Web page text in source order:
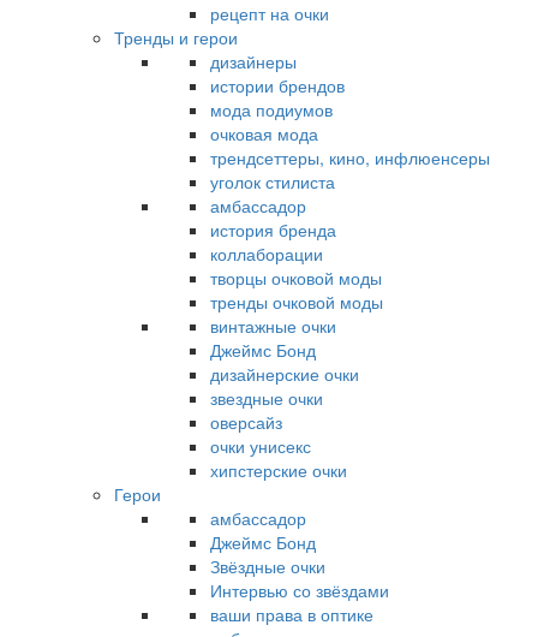
рецепт на очки
Тренды и герои
дизайнеры
истории брендов
мода подиумов
очковая мода
трендсеттеры, кино, инфлюенсеры
уголок стилиста
амбассадор
история бренда
коллаборации
творцы очковой моды
тренды очковой моды
винтажные очки
Джеймс Бонд
дизайнерские очки
звездные очки
оверсайз
очки унисекс
хипстерские очки
Герои
амбассадор
Джеймс Бонд
Звёздные очки
Интервью со звёздами
ваши права в оптике